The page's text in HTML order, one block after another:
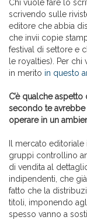
Chi vuole fare lo
scrivendo sulle
editore che abbia
che invii copie
festival di settore e
le royalties). Per
in merito in questo
C’è qualche
secondo te
operare in un
Il mercato
gruppi controllino
di vendita al
indipendenti, che
fatto che la
titoli, imponendo
spesso vanno a